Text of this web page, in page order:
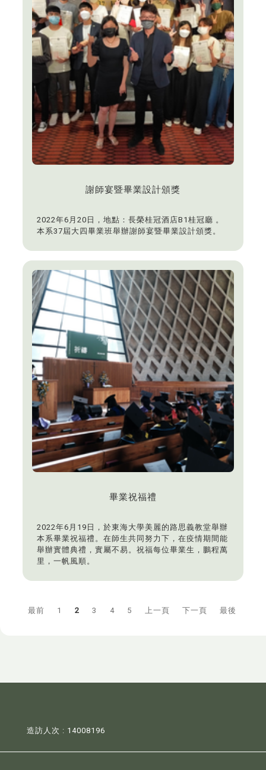
謝師宴暨畢業設計頒獎
2022年6月20日，地點：長榮桂冠酒店B1桂冠廳 。
本系37屆大四畢業班舉辦謝師宴暨畢業設計頒獎。
畢業祝福禮
2022年6月19日，於東海大學美麗的路思義教堂舉辦
本系畢業祝福禮。在師生共同努力下，在疫情期間能
舉辦實體典禮，實屬不易。祝福每位畢業生，鵬程萬
里，一帆風順。
最前 1 2 3 4 5 上一頁 下一頁 最後
造訪人次 : 14008196